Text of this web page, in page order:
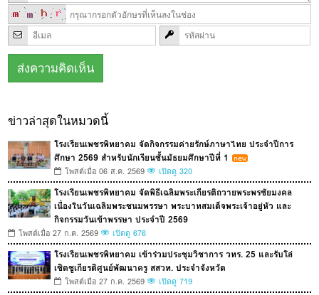
ข่าวล่าสุดในหมวดนี้
โรงเรียนเพชรพิทยาคม จัดกิจกรรมค่ายรักษ์ภาษาไทย ประจำปีการ
ศึกษา 2569 สำหรับนักเรียนชั้นมัธยมศึกษาปีที่ 1
โพสต์เมื่อ 06 ส.ค. 2569 เปิดดู 320
โรงเรียนเพชรพิทยาคม จัดพิธีเฉลิมพระเกียรติถวายพระพรชัยมงคล
เนื่องในวันเฉลิมพระชนมพรรษา พระบาทสมเด็จพระเจ้าอยู่หัว และ
กิจกรรมวันเข้าพรรษา ประจำปี 2569
โพสต์เมื่อ 27 ก.ค. 2569 เปิดดู 676
โรงเรียนเพชรพิทยาคม เข้าร่วมประชุมวิชาการ วทร. 25 และรับโล่
เชิดชูเกียรติศูนย์พัฒนาครู สสวท. ประจำจังหวัด
โพสต์เมื่อ 27 ก.ค. 2569 เปิดดู 719